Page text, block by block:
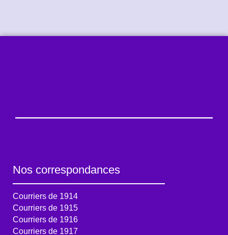
Nos correspondances
Courriers de 1914
Courriers de 1915
Courriers de 1916
Courriers de 1917